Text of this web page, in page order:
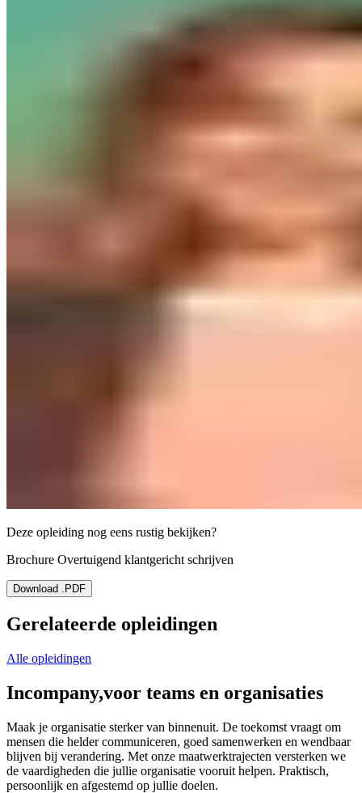
Deze opleiding nog eens rustig bekijken?
Brochure Overtuigend klantgericht schrijven
Download .PDF
Gerelateerde opleidingen
Alle opleidingen
Incompany,voor teams en organisaties
Maak je organisatie sterker van binnenuit. De toekomst vraagt om
mensen die helder communiceren, goed samenwerken en wendbaar
blijven bij verandering. Met onze maatwerktrajecten versterken we
de vaardigheden die jullie organisatie vooruit helpen. Praktisch,
persoonlijk en afgestemd op jullie doelen.